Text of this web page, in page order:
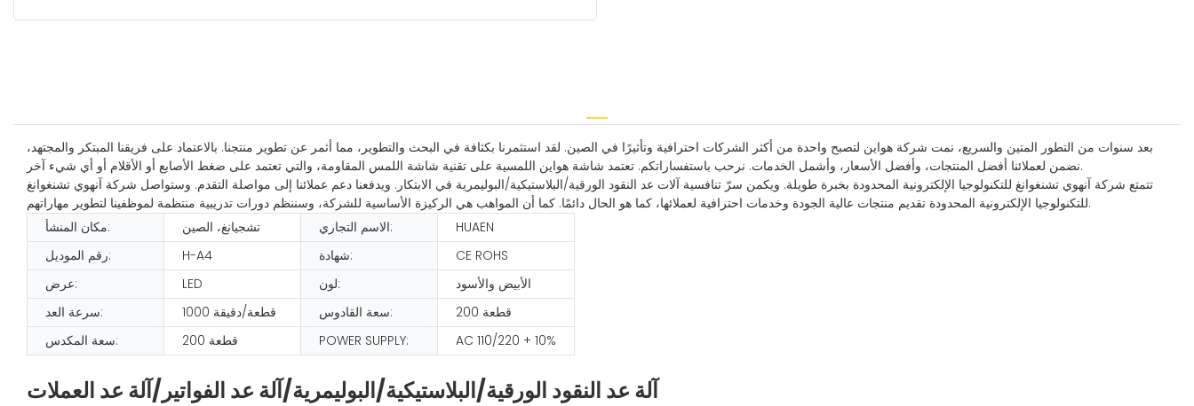
بعد سنوات من التطور المتين والسريع، نمت شركة هواين لتصبح واحدة من أكثر الشركات احترافية وتأثيرًا في الصين. لقد استثمرنا بكثافة في البحث والتطوير، مما أثمر عن تطوير منتجنا. بالاعتماد على فريقنا المبتكر والمجتهد،
نضمن لعملائنا أفضل المنتجات، وأفضل الأسعار، وأشمل الخدمات. نرحب باستفساراتكم. تعتمد شاشة هواين اللمسية على تقنية شاشة اللمس المقاومة، والتي تعتمد على ضغط الأصابع أو الأقلام أو أي شيء آخر.
تتمتع شركة آنهوي تشنغوانغ للتكنولوجيا الإلكترونية المحدودة بخبرة طويلة. ويكمن سرّ تنافسية آلات عد النقود الورقية/البلاستيكية/البوليمرية في الابتكار. ويدفعنا دعم عملائنا إلى مواصلة التقدم. وستواصل شركة آنهوي تشنغوانغ
للتكنولوجيا الإلكترونية المحدودة تقديم منتجات عالية الجودة وخدمات احترافية لعملائها، كما هو الحال دائمًا. كما أن المواهب هي الركيزة الأساسية للشركة، وسننظم دورات تدريبية منتظمة لموظفينا لتطوير مهاراتهم.
مكان المنشأ:
تشجيانغ، الصين الاسم التجاري:
HUAEN
رقم الموديل:
H-A4 شهادة:
CE ROHS
عرض:
LED لون:
الأبيض والأسود
سرعة العد:
1000 قطعة/دقيقة سعة القادوس:
200 قطعة
سعة المكدس:
200 قطعة POWER SUPPLY: AC 110/220 + 10%
آلة عد النقود الورقية/البلاستيكية/البوليمرية/آلة عد الفواتير/آلة عد العملات